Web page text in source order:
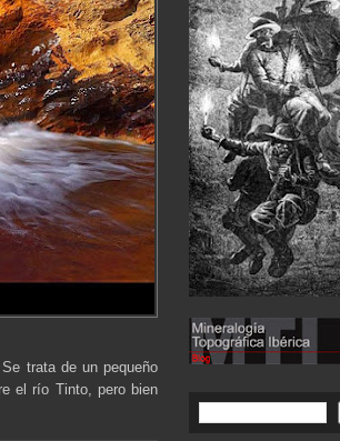
trata de un pequeño
el río Tinto, pero bien